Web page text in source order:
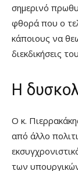
σημερινό
φθορά που ο
κάποιους να
διεκδικήσεις
Η
Ο κ.
από άλλο
των